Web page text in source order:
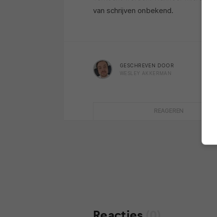
van schrijven onbekend.
GESCHREVEN DOOR
WESLEY AKKERMAN
REAGEREN